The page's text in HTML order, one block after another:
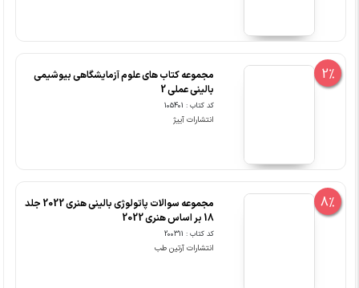
2%
مجموعه کتاب های علوم آزمایشگاهی بیوشیمی
بالینی عملی 2
کد کتاب : 105401
انتشارات آییژ
8%
مجموعه سوالات پاتولوژی بالینی هنری 2022 جلد
18 بر اساس هنری 2022
کد کتاب : 200311
انتشارات آرتین طب